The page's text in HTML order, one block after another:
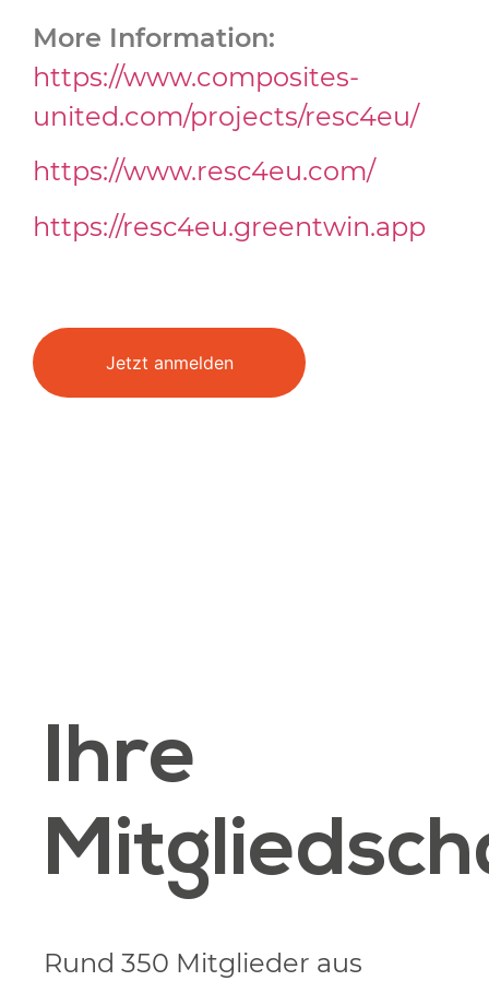
More Information:
https://www.composites-
united.com/projects/resc4eu/
https://www.resc4eu.com/
https://resc4eu.greentwin.app
Jetzt anmelden
Ihre
Rund 350 Mitglieder aus